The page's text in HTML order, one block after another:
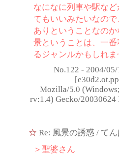
なになに列車や駅など
てもいいみたいなの
ありということなの
景ということは、一
るジャンルかもしれま
No.122 - 2004/
Mozilla/5.0
rv:1.4) Gecko/20030624
☆ Re: 風景の誘惑 / て
＞聖婆さん